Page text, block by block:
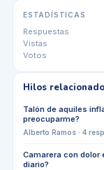
ESTADÍSTICAS
Respuestas
Vistas
Votos
Hilos
Talón de aquiles
preocuparme?
Alberto Ramos· 4
Camarera con dolor
diario?